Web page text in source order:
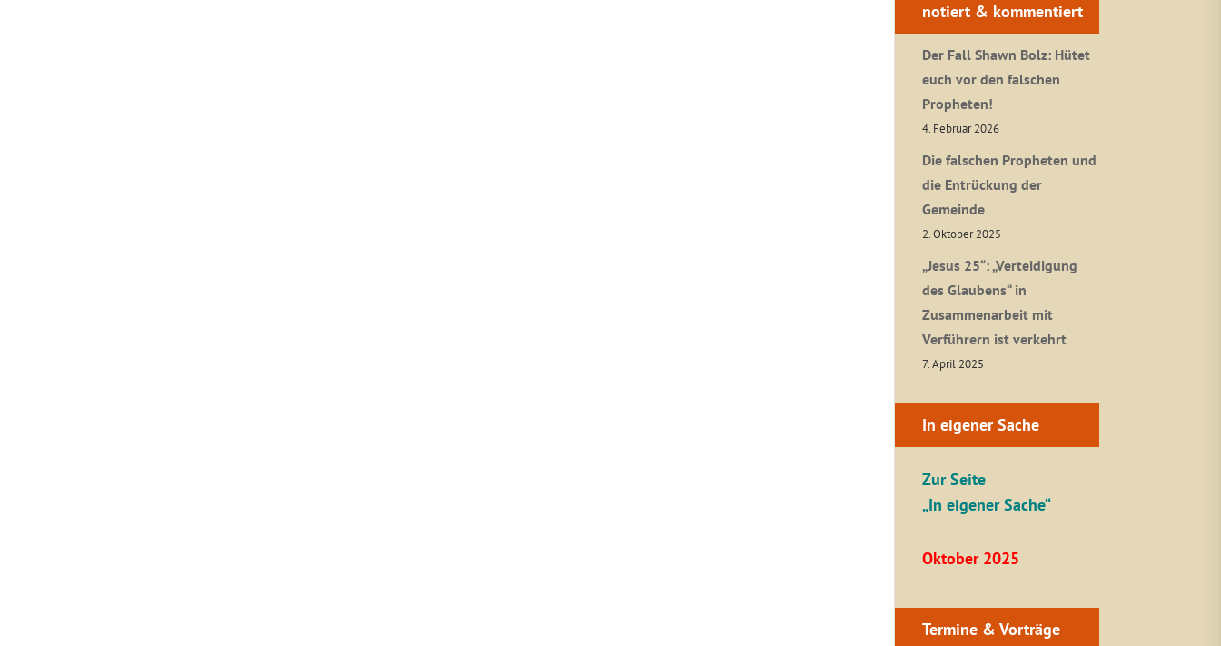
notiert & kommentiert
Der Fall Shawn Bolz: Hütet
euch vor den falschen
Propheten!
4. Februar 2026
Die falschen Propheten und
die Entrückung der
Gemeinde
2. Oktober 2025
„Jesus 25“: „Verteidigung
des Glaubens“ in
Zusammenarbeit mit
Verführern ist verkehrt
7. April 2025
In eigener Sache
Zur Seite
„In eigener Sache“
Oktober 2025
Termine & Vorträge